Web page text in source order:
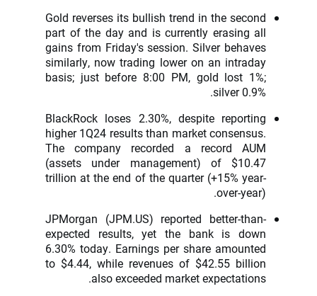
Gold reverses its bullish trend in the second
part of the day and is currently erasing all
gains from Friday's session. Silver behaves
similarly, now trading lower on an intraday
basis; just before 8:00 PM, gold lost 1%;
silver 0.9%.
BlackRock loses 2.30%, despite reporting
higher 1Q24 results than market consensus.
The company recorded a record AUM
(assets under management) of $10.47
trillion at the end of the quarter (+15% year-
over-year).
JPMorgan (JPM.US) reported better-than-
expected results, yet the bank is down
6.30% today. Earnings per share amounted
to $4.44, while revenues of $42.55 billion
also exceeded market expectations.